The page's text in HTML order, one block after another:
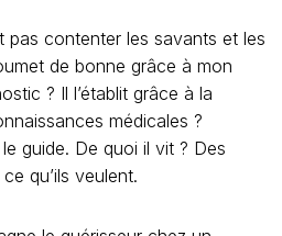
chair. Une petite rigole se
Placido « travaille »
fouiller le corps et en extirpe
comme un œuf. L’assistant
un peu plus tôt. Je lui
qu’il accepte, à mon grand